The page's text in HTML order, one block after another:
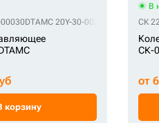
DTAMC 20Y-30-00320 DTAMC
корзину
В
СК
СК-
от